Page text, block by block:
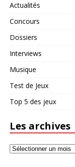
Actualités
Concours
Dossiers
Interviews
Musique
Test de Jeux
Top 5 des jeux
Les archives